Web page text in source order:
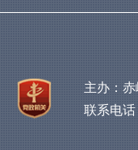
主办：
联系电话